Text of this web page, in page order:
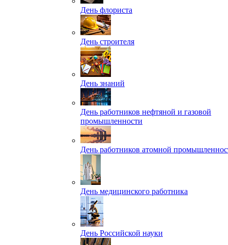
День флориста
День строителя
День знаний
День работников нефтяной и газовой
промышленности
День работников атомной
День медицинского работника
День Российской науки